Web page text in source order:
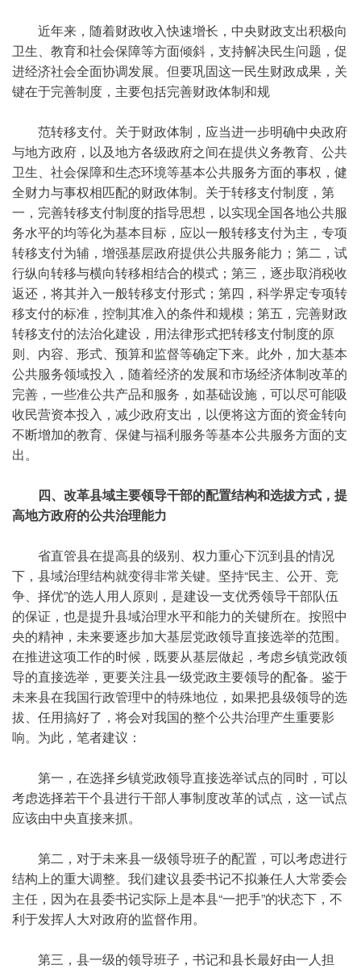
近年来，随着财政收入快速增长，中央财政支出积极向
卫生、教育和社会保障等方面倾斜，支持解决民生问题，促
进经济社会全面协调发展。但要巩固这一民生财政成果，关
键在于完善制度，主要包括完善财政体制和规
范转移支付。关于财政体制，应当进一步明确中央政府
与地方政府，以及地方各级政府之间在提供义务教育、公共
卫生、社会保障和生态环境等基本公共服务方面的事权，健
全财力与事权相匹配的财政体制。关于转移支付制度，第
一，完善转移支付制度的指导思想，以实现全国各地公共服
务水平的均等化为基本目标，应以一般转移支付为主，专项
转移支付为辅，增强基层政府提供公共服务能力；第二，试
行纵向转移与横向转移相结合的模式；第三，逐步取消税收
返还，将其并入一般转移支付形式；第四，科学界定专项转
移支付的标准，控制其准入的条件和规模；第五，完善财政
转移支付的法治化建设，用法律形式把转移支付制度的原
则、内容、形式、预算和监督等确定下来。此外，加大基本
公共服务领域投入，随着经济的发展和市场经济体制改革的
完善，一些准公共产品和服务，如基础设施，可以尽可能吸
收民营资本投入，减少政府支出，以便将这方面的资金转向
不断增加的教育、保健与福利服务等基本公共服务方面的支
出。
四、改革县域主要领导干部的配置结构和选拔方式，提
高地方政府的公共治理能力
省直管县在提高县的级别、权力重心下沉到县的情况
下，县域治理结构就变得非常关键。坚持“民主、公开、竞
争、择优”的选人用人原则，是建设一支优秀领导干部队伍
的保证，也是提升县域治理水平和能力的关键所在。按照中
央的精神，未来要逐步加大基层党政领导直接选举的范围。
在推进这项工作的时候，既要从基层做起，考虑乡镇党政领
导的直接选举，更要关注县一级党政主要领导的配备。鉴于
未来县在我国行政管理中的特殊地位，如果把县级领导的选
拔、任用搞好了，将会对我国的整个公共治理产生重要影
响。为此，笔者建议：
第一，在选择乡镇党政领导直接选举试点的同时，可以
考虑选择若干个县进行干部人事制度改革的试点，这一试点
应该由中央直接来抓。
第二，对于未来县一级领导班子的配置，可以考虑进行
结构上的重大调整。我们建议县委书记不拟兼任人大常委会
主任，因为在县委书记实际上是本县“一把手”的状态下，不
利于发挥人大对政府的监督作用。
第三，县一级的领导班子，书记和县长最好由一人担